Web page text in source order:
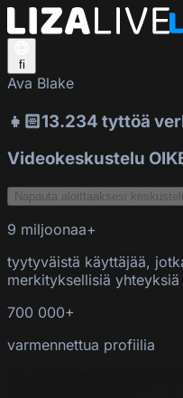
fi
Ava Blake
👧🏻13.234 tyttöä
Videokeskustelu
Napauta aloittaaksesi
9 miljoonaa+
tyytyväistä käyttäjää,
merkityksellisiä
700 000+
varmennettua profiilia